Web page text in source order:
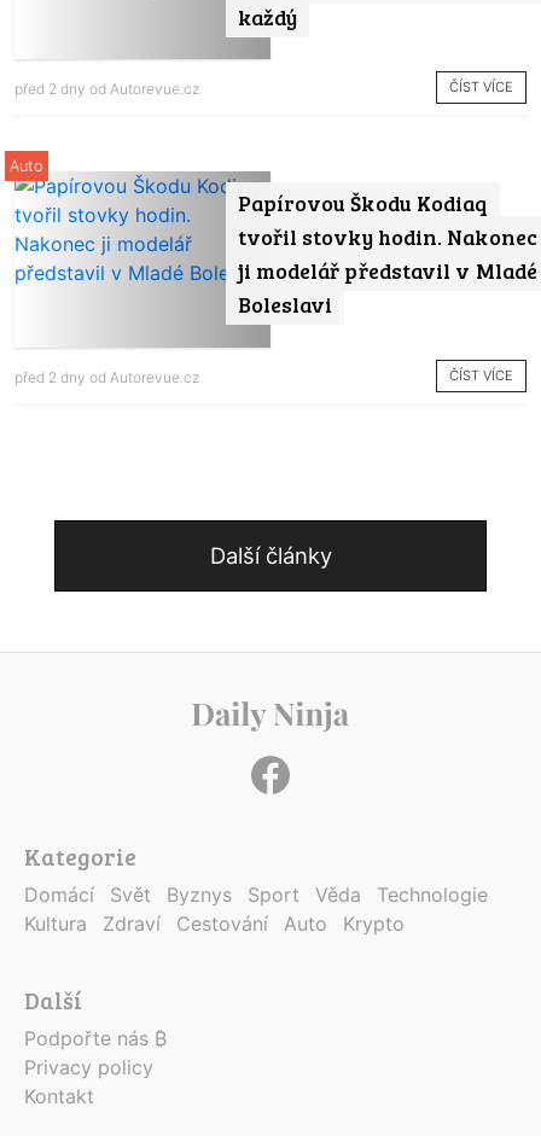
každý
před 2 dny od Autorevue.cz ČÍST VÍCE
Papírovou Škodu Kodiaq
tvořil stovky hodin. Nakonec
ji modelář představil v Mladé
Boleslavi
Auto
před 2 dny od Autorevue.cz ČÍST VÍCE
Další články
Kategorie
Domácí Svět Byznys Sport Věda
Technologie
Kultura
Zdraví Cestování Auto Krypto
Další
Podpořte nás ₿
Privacy policy
Kontakt